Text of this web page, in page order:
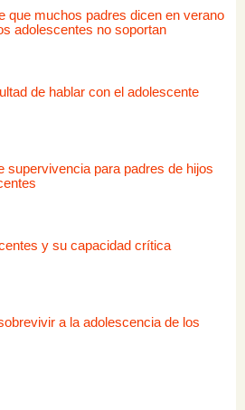
que muchos padres dicen en verano
adolescentes no soportan
de hablar con el adolescente
supervivencia para padres de hijos
y su capacidad crítica
a la adolescencia de los